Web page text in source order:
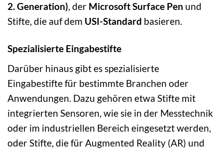
2. Generation), der Microsoft Surface Pen und
Stifte, die auf dem USI-Standard basieren.
Spezialisierte Eingabestifte
Darüber hinaus gibt es spezialisierte
Eingabestifte für bestimmte Branchen oder
Anwendungen. Dazu gehören etwa Stifte mit
integrierten Sensoren, wie sie in der Messtechnik
oder im industriellen Bereich eingesetzt werden,
oder Stifte, die für Augmented Reality (AR) und